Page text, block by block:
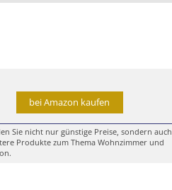
bei Amazon kaufen
Sie nicht nur günstige Preise, sondern auch
Produkte zum Thema Wohnzimmer und